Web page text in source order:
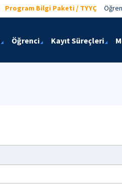
Program Bilgi Paketi / TYYÇ
Öğrenci Kayıt Süreçleri